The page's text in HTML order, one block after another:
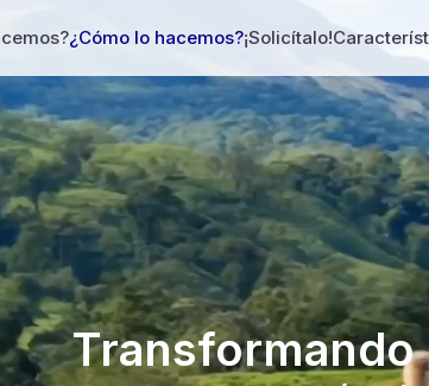
¿Cómo lo hacemos?¡Solicítalo!
Transformando